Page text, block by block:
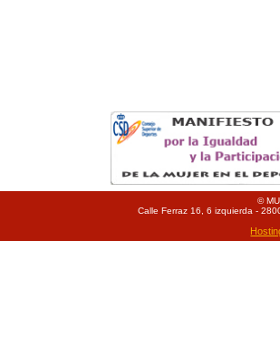
©
Calle Ferraz 16, 6 izquierda -